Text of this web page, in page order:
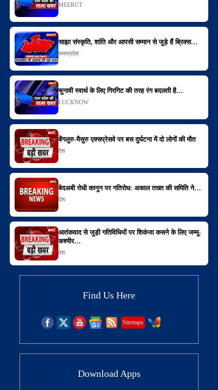
MEERUT
साझा संस्कृति, शांति और आपसी सम्मान से जुड़े हैं ब्रिक्स…
मध्यप्रदेश
चुनावी स्वार्थ के लिए गिरगिट की तरह रंग बदलती है…
LUCKNOW
बेंगलुरु-मैसुरु एक्सप्रेसवे पर बस दुर्घटना में दो लोगों की मौत
देश
बेदअबी रोधी कानून पर गतिरोध: अकाल तख्त की समिति ने…
देश
आतंकवाद से जुड़ी गतिविधियों पर शिकंजा कसने के लिए जम्मू-
कश्मीर…
देश
Find Us Here
Sitemaps
Download Apps